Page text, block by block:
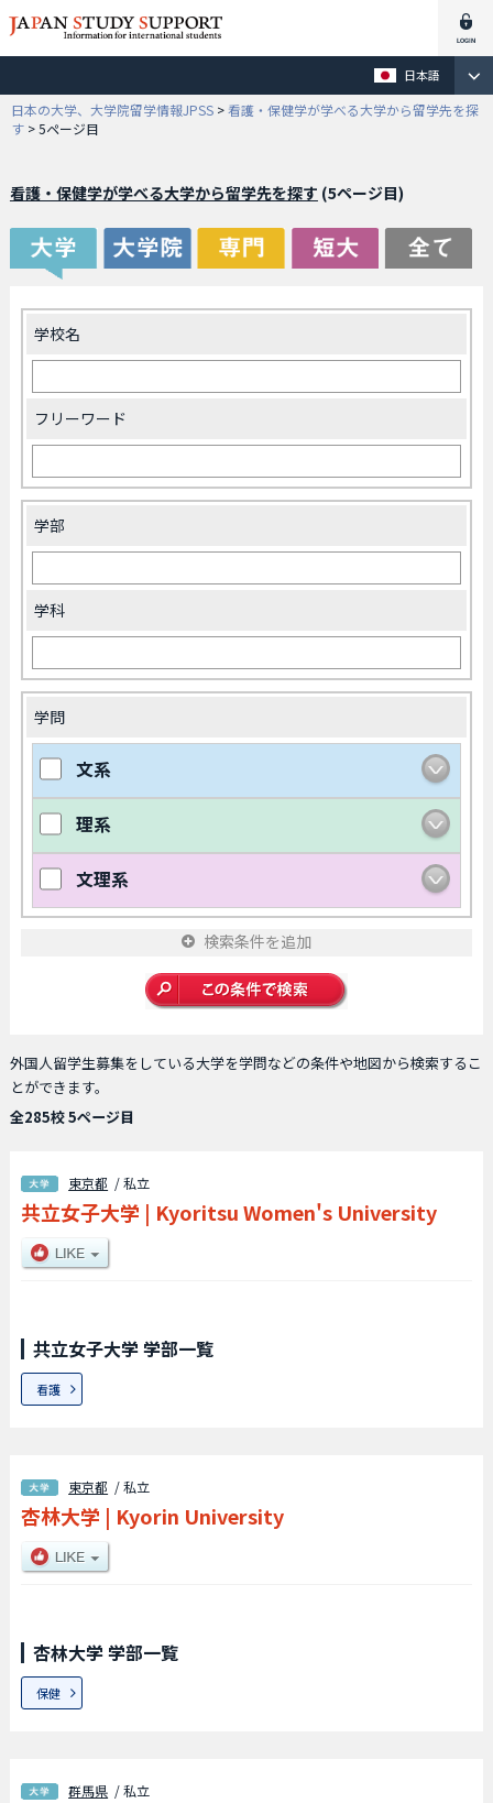
日本語
日本の大学、大学院留学情報JPSS >看護・保健学が学べる大学から留学先を探
す >5ページ目
看護・保健学が学べる大学から留学先を探す (5ページ目)
学校名
フリーワード
学部
学科
学問
文系
理系
文理系
検索条件を追加
外国人留学生募集をしている大学を学問などの条件や地図から検索するこ
とができます。
全285校 5ページ目
東京都 / 私立
共立女子大学 | Kyoritsu Women's University
共立女子大学 学部一覧
看護
東京都 / 私立
杏林大学 | Kyorin University
杏林大学 学部一覧
保健
群馬県 / 私立